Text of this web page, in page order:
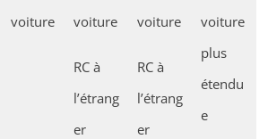
voiture
voiture
RC à
l’étrang
er
voiture
RC à
l’étrang
er
voiture
plus
étendu
e